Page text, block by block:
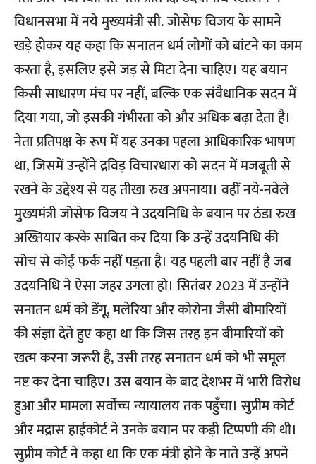
विधानसभा में नये मुख्यमंत्री सी. जोसेफ विजय के सामने
खड़े होकर यह कहा कि सनातन धर्म लोगों को बांटने का काम
करता है, इसलिए इसे जड़ से मिटा देना चाहिए। यह बयान
किसी साधारण मंच पर नहीं, बल्कि एक संवैधानिक सदन में
दिया गया, जो इसकी गंभीरता को और अधिक बढ़ा देता है।
नेता प्रतिपक्ष के रूप में यह उनका पहला आधिकारिक भाषण
था, जिसमें उन्होंने द्रविड़ विचारधारा को सदन में मजबूती से
रखने के उद्देश्य से यह तीखा रुख अपनाया। वहीं नये-नवेले
मुख्यमंत्री जोसेफ विजय ने उदयनिधि के बयान पर ठंडा रुख
अख्तियार करके साबित कर दिया कि उन्हें उदयनिधि की
सोच से कोई फर्क नहीं पड़ता है। यह पहली बार नहीं है जब
उदयनिधि ने ऐसा जहर उगला हो। सितंबर 2023 में उन्होंने
सनातन धर्म को डेंगू, मलेरिया और कोरोना जैसी बीमारियों
की संज्ञा देते हुए कहा था कि जिस तरह इन बीमारियों को
खत्म करना जरूरी है, उसी तरह सनातन धर्म को भी समूल
नष्ट कर देना चाहिए। उस बयान के बाद देशभर में भारी विरोध
हुआ और मामला सर्वोच्च न्यायालय तक पहुँचा। सुप्रीम कोर्ट
और मद्रास हाईकोर्ट ने उनके बयान पर कड़ी टिप्पणी की थी।
सुप्रीम कोर्ट ने कहा था कि एक मंत्री होने के नाते उन्हें अपने